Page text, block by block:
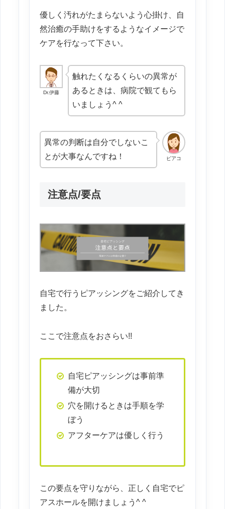
優しく汚れがたまらないよう心掛け、自
然治癒の手助けをするようなイメージで
ケアを行なって下さい。
Dr.伊藤
触れたくなるくらいの異常が
あるときは、病院で観てもら
いましょう^ ^
ピアコ
異常の判断は自分でしないこ
とが大事なんですね！
注意点/要点
自宅で行うピアッシングをご紹介してき
ました。
ここで注意点をおさらい!!
自宅ピアッシングは事前準
備が大切
穴を開けるときは手順を学
ぼう
アフターケアは優しく行う
この要点を守りながら、正しく自宅でピ
アスホールを開けましょう^ ^